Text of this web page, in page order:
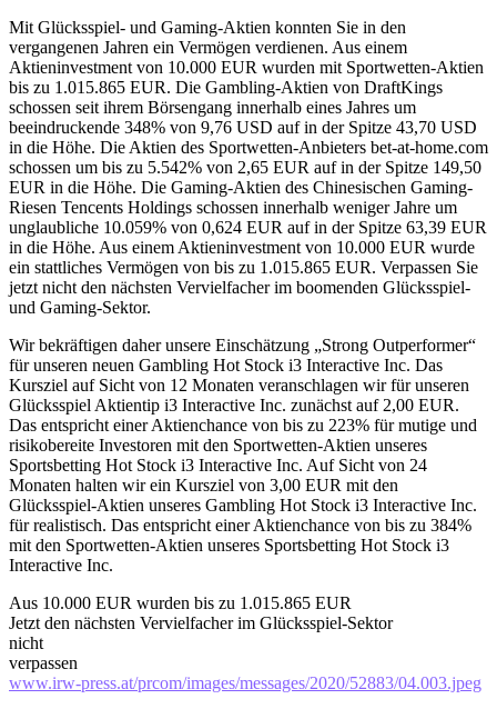
Mit Glücksspiel- und Gaming-Aktien konnten Sie in den
vergangenen Jahren ein Vermögen verdienen. Aus einem
Aktieninvestment von 10.000 EUR wurden mit Sportwetten-Aktien
bis zu 1.015.865 EUR. Die Gambling-Aktien von DraftKings
schossen seit ihrem Börsengang innerhalb eines Jahres um
beeindruckende 348% von 9,76 USD auf in der Spitze 43,70 USD
in die Höhe. Die Aktien des Sportwetten-Anbieters bet-at-home.com
schossen um bis zu 5.542% von 2,65 EUR auf in der Spitze 149,50
EUR in die Höhe. Die Gaming-Aktien des Chinesischen Gaming-
Riesen Tencents Holdings schossen innerhalb weniger Jahre um
unglaubliche 10.059% von 0,624 EUR auf in der Spitze 63,39 EUR
in die Höhe. Aus einem Aktieninvestment von 10.000 EUR wurde
ein stattliches Vermögen von bis zu 1.015.865 EUR. Verpassen Sie
jetzt nicht den nächsten Vervielfacher im boomenden Glücksspiel-
und Gaming-Sektor.
Wir bekräftigen daher unsere Einschätzung „Strong Outperformer“
für unseren neuen Gambling Hot Stock i3 Interactive Inc. Das
Kursziel auf Sicht von 12 Monaten veranschlagen wir für unseren
Glücksspiel Aktientip i3 Interactive Inc. zunächst auf 2,00 EUR.
Das entspricht einer Aktienchance von bis zu 223% für mutige und
risikobereite Investoren mit den Sportwetten-Aktien unseres
Sportsbetting Hot Stock i3 Interactive Inc. Auf Sicht von 24
Monaten halten wir ein Kursziel von 3,00 EUR mit den
Glücksspiel-Aktien unseres Gambling Hot Stock i3 Interactive Inc.
für realistisch. Das entspricht einer Aktienchance von bis zu 384%
mit den Sportwetten-Aktien unseres Sportsbetting Hot Stock i3
Interactive Inc.
Aus 10.000 EUR wurden bis zu 1.015.865 EUR
Jetzt den nächsten Vervielfacher im Glücksspiel-Sektor
nicht
verpassen
www.irw-press.at/prcom/images/messages/2020/52883/04.003.jpeg